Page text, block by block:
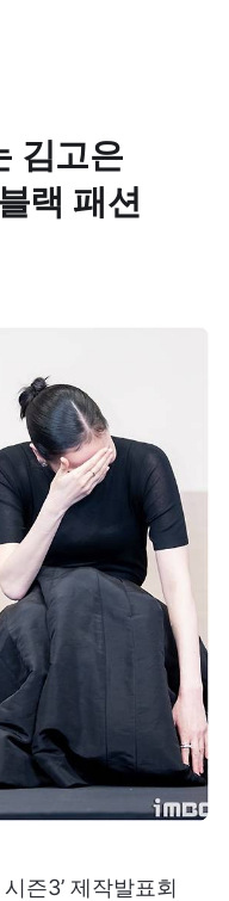
김고은
랙 패션
즌3’ 제작발표회